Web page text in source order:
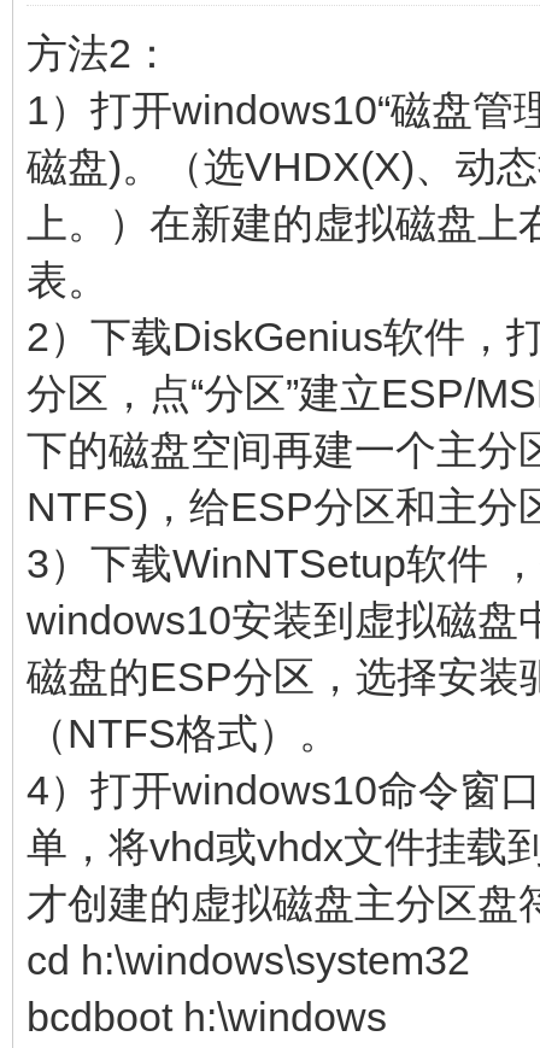
方法2：
1）打开windows10“磁盘管
磁盘)。（选VHDX(X)、动
上。）在新建的虚拟磁盘
表。
2）下载DiskGenius软件，
分区，点“分区”建立ESP/
下的磁盘空间再建一个主分
NTFS)，给ESP分区和主分
3）下载WinNTSetup软件
windows10安装到虚拟磁盘
磁盘的ESP分区，选择安装
（NTFS格式）。
4）打开windows10命令窗
单，将vhd或vhdx文件挂载
才创建的虚拟磁盘主分区盘
cd h:\windows\system32
bcdboot h:\windows